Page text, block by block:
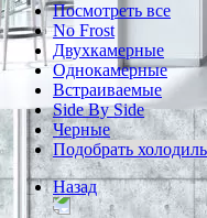
Посмотреть все
No Frost
Двухкамерные
Однокамерные
Встраиваемые
Side By Side
Черные
Подобрать
Назад